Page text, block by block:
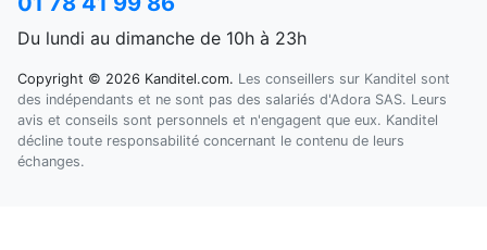
Du lundi au dimanche de 10h à 23h
Copyright © 2026 Kanditel.com. Les conseillers sur Kanditel sont
des indépendants et ne sont pas des salariés d'Adora SAS. Leurs
avis et conseils sont personnels et n'engagent que eux. Kanditel
décline toute responsabilité concernant le contenu de leurs
échanges.